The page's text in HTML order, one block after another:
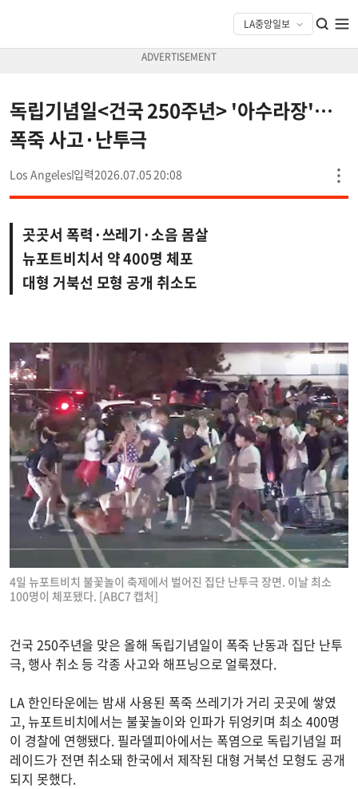
독립기념일<건국 250주년> '아수라장'…
폭죽 사고·난투극
Los Angeles 2026.07.05 20:08
곳곳서 폭력·쓰레기·소음 몸살
뉴포트비치서 약 400명 체포
대형 거북선 모형 공개 취소도
4일 뉴포트비치 불꽃놀이 축제에서 벌어진 집단 난투극 장면. 이날 최소
100명이 체포됐다. [ABC7 캡처]
건국 250주년을 맞은 올해 독립기념일이 폭죽 난동과 집단 난투
극, 행사 취소 등 각종 사고와 해프닝으로 얼룩졌다.
LA 한인타운에는 밤새 사용된 폭죽 쓰레기가 거리 곳곳에 쌓였
고, 뉴포트비치에서는 불꽃놀이와 인파가 뒤엉키며 최소 400명
이 경찰에 연행됐다. 필라델피아에서는 폭염으로 독립기념일 퍼
레이드가 전면 취소돼 한국에서 제작된 대형 거북선 모형도 공개
되지 못했다.